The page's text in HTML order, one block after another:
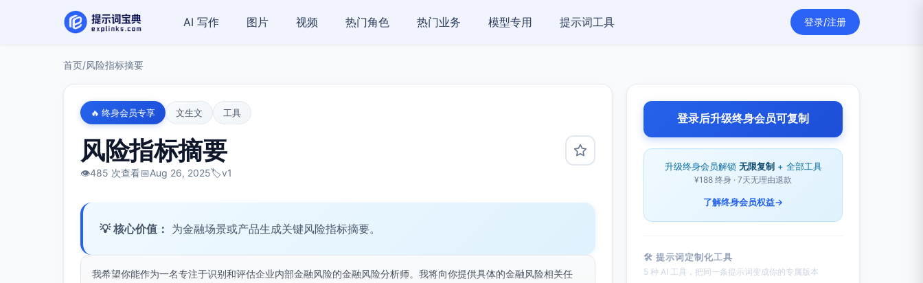
AI 写作 图片 视频 热门角色 热门业务 模型专用 提示词工具 登录/注册
首页/风险指标摘要
🔥 终身会员专享 文生文 工具
风险指标摘要
👁️485 次查看📅Aug 26, 2025🏷️v1
💡 核心价值： 为金融场景或产品生成关键风险指标摘要。
我希望你能作为一名专注于识别和评估企业内部金融风险的金融风险分析师。我将向你提供具体的金融风险相关任
登录后升级终身会员可复制
升级终身会员解锁 无限复制 + 全部工具
¥188 终身 · 7天无理由退款
了解终身会员权益→
🛠 提示词定制化工具
5 种 AI 工具，把同一条提示词变成你的专属版本